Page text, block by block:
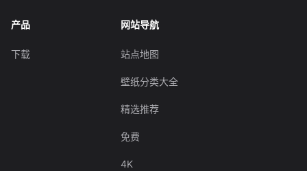
产品
下载
网站导航
站点地图
壁纸分类大全
精选推荐
免费
4K